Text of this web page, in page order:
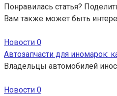
Понравилась статья?
Вам также может быть
Новости 0
Автозапчасти для иномарок:
Владельцы автомобилей
Новости 0